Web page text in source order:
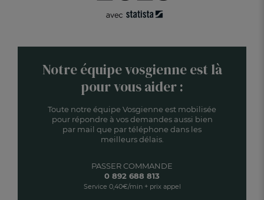
Notre équipe vosgienne est là
pour vous aider :
Toute notre équipe Vosgienne est mobilisée
pour répondre à vos demandes aussi bien
par mail que par téléphone dans les
meilleurs délais.
PASSER COMMANDE
0 892 688 813
Service 0,40€/min + prix appel